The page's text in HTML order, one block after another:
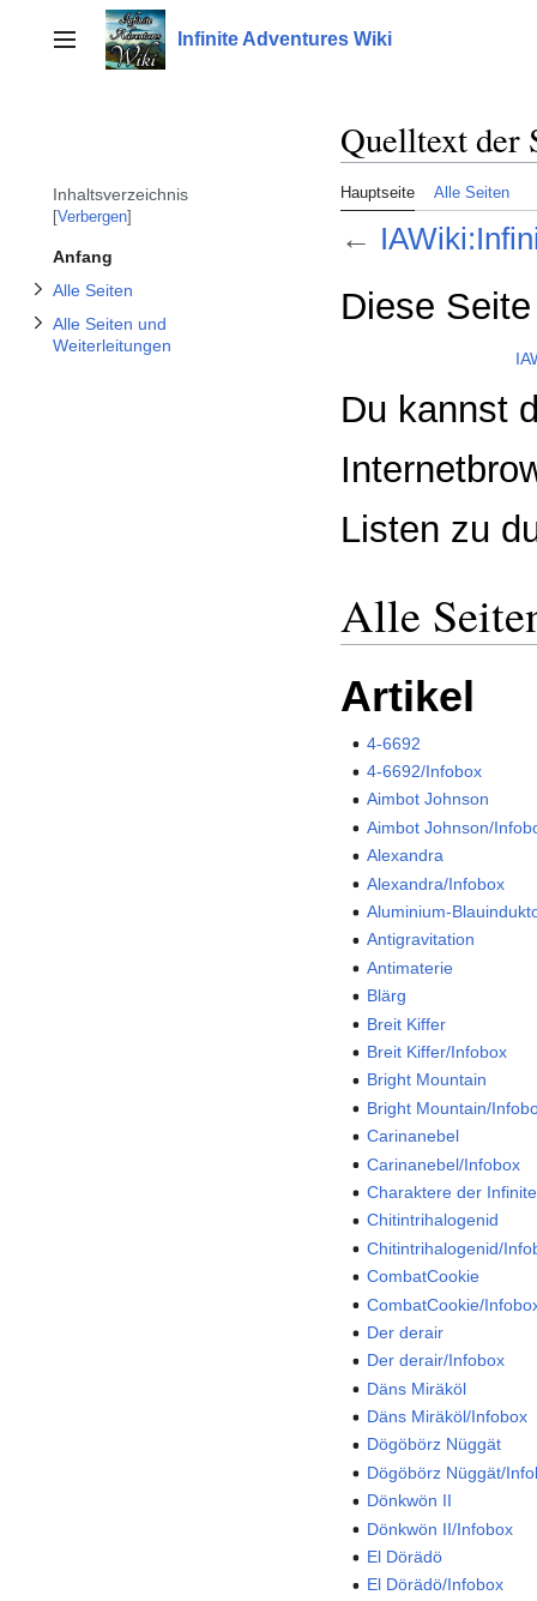
Inhalt
springen
Seitenleiste umschalten
Infinite Adventures Wiki
Inhaltsverzeichnis
Verbergen
Anfang
Alle Seiten
Unterabschnitt Alle Seiten umschalten
Alle Seiten und
Weiterleitungen
Unterabschnitt Alle Seiten und Weiterleitungen umschalten Quelltext
Hauptseite Alle Seiten
←
Diese
Du kannst
Listen zu
Alle
Artikel
4-6692
4-6692/Infobox
Aimbot Johnson
Aimbot Johnson/
Alexandra
Alexandra/Infobox
Aluminium-
Antigravitation
Antimaterie
Blärg
Breit Kiffer
Breit Kiffer/Infobox
Bright Mountain
Bright Mountain/
Carinanebel
Carinanebel/Infobox
Charaktere der
Chitintrihalogenid
Chitintrihalogenid/
CombatCookie
CombatCookie/
Der derair
Der derair/Infobox
Däns Miräköl
Däns Miräköl/Infobox
Dögöbörz Nüggät
Dögöbörz Nüggät/
Dönkwön II
Dönkwön II/Infobox
El Dörädö
El Dörädö/Infobox